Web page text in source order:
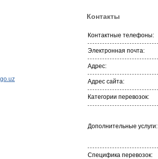
Контакты
Контактные телефоны:
Электронная почта:
Адрес:
Адрес сайта:
Категории перевозок:
Дополнительные услуги:
Специфика перевозок: